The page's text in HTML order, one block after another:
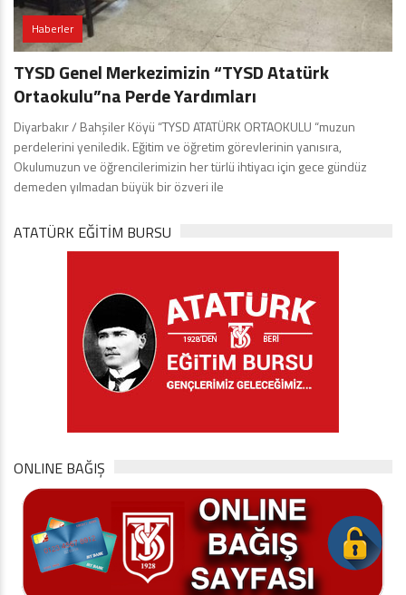
Haberler
TYSD Genel Merkezimizin “TYSD Atatürk
Ortaokulu”na Perde Yardımları
Diyarbakır / Bahşiler Köyü “TYSD ATATÜRK ORTAOKULU “muzun
perdelerini yeniledik. Eğitim ve öğretim görevlerinin yanısıra,
Okulumuzun ve öğrencilerimizin her türlü ihtiyacı için gece gündüz
demeden yılmadan büyük bir özveri ile
ATATÜRK EĞITIM BURSU
ONLINE BAĞIŞ